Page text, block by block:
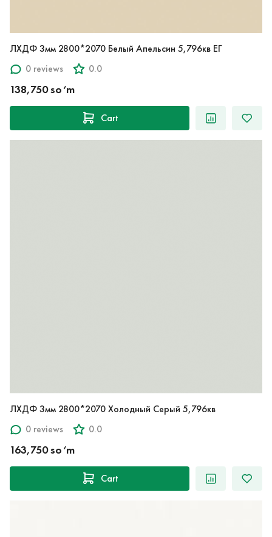
ЛХДФ 3мм 2800*2070 Белый Апельсин 5,796кв ЕГ
0 reviews
0.0
138,750 so‘m
Cart
ЛХДФ 3мм 2800*2070 Холодный Серый 5,796кв
0 reviews
0.0
163,750 so‘m
Cart